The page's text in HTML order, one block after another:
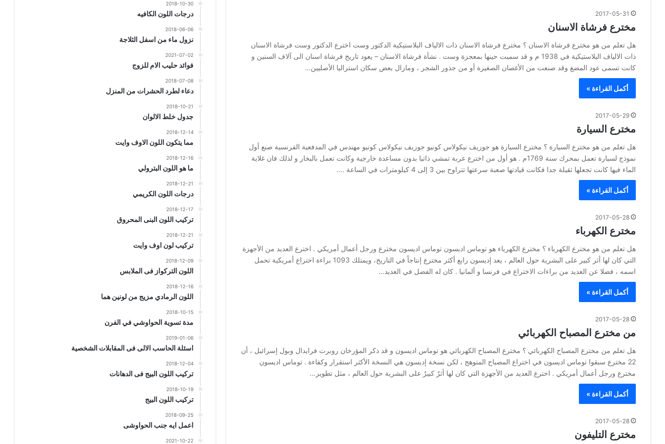
2017-05-31
مخترع فرشاة الاسنان
هل تعلم من هو مخترع فرشاة الاسنان ؟ مخترع فرشاة الاسنان ذات الالياف البلاستيكية الدكتور وست اخترع الدكتور وست فرشاة الاسنان
ذات الالياف البلاستيكية في 1938 م و قد سميت حينها بمعجزة وست . نشأة فرشاة الاسنان – يعود تاريخ فرشاة اسنان الى آلاف السنين و
كانت تسمى عود المضغ وقد صنعت من الأغصان الصغيرة أو من جذور الشجر ، ومازال بعض سكان استراليا الأصليين…
أكمل القراءة »
2017-05-29
مخترع السيارة
هل تعلم من هو مخترع السيارة ؟ مخترع السيارة هو جوزيف نيكولاس كونيو جوزيف نيكولاس كونيو مهندس في المدفعية الفرنسية صنع أول
نموذج لسيارة تعمل بمحرك سنة 1769م . هو أول من اخترع عربة تمشي ذاتيا بدون مساعدة خارجية وكانت تعمل بالبخار و لذلك فان غلاية
الماء فيها كانت تجعلها ثقيلة جدا فكانت قيادتها صعبة سرعتها تتراوح بين 3 إلى 4 كيلومترات في الساعة .…
أكمل القراءة »
2017-05-28
مخترع الكهرباء
هل تعلم من هو مخترع الكهرباء ؟ مخترع الكهرباء هو توماس اديسون توماس اديسون مخترع ورجل أعمال أمريكي . اخترع العديد من الأجهزة
التي كان لها أثر كبير على البشرية حول العالم ، يعد إديسون رابع أكثر مخترع إنتاجاً في التاريخ، ويمتلك 1093 براءة اختراع أمريكية تحمل
اسمه ، فضلا عن العديد من براءات الاختراع في فرنسا و ألمانيا . كان له الفضل في العديد…
أكمل القراءة »
2017-05-28
من مخترع المصباح الكهربائي
هل تعلم من مخترع المصباح الكهربائي ؟ مخترع المصباح الكهربائي هو توماس اديسون و قد ذكر المؤرخان روبرت فرايدال وبول إسرائيل ، أن
22 مخترع سبقوا توماس اديسون في اختراع المصباح المتوهج ، لكن نسخة إديسون هي النسخة الأكثر استقرار وكفاءة . توماس اديسون
مخترع ورجل أعمال أمريكي . اخترع العديد من الأجهزة التي كان لها أثرٌ كبيرٌ على البشرية حول العالم ، مثل تطوير…
أكمل القراءة »
2017-05-28
مخترع التليفون
2018-10-30
درجات اللون الكافيه
2018-06-06
نزول ماء من اسفل الثلاجة
2021-07-02
فوائد حليب الام للزوج
2018-07-08
دعاء لطرد الحشرات من المنزل
2018-10-21
جدول خلط الالوان
2018-12-14
مما يتكون اللون الاوف وايت
2018-12-16
ما هو اللون البترولي
2018-12-21
درجات اللون الكريمي
2018-12-17
تركيب اللون البنى المحروق
2018-12-21
تركيب لون اوف وايت
2018-12-09
اللون التركواز فى الملابس
2018-12-16
اللون الرمادي مزيج من لونين هما
2018-10-15
مدة تسوية الحواوشي في الفرن
2019-01-06
اسئلة الحاسب الالى فى المقابلات الشخصية
2018-12-04
تركيب اللون البيج فى الدهانات
2018-10-19
تركيب اللون البيج
2018-09-25
اعمل ايه جنب الحواوشى
2021-10-22